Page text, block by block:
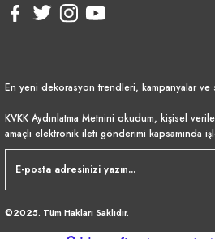
En yeni dekorasyon trendleri, kampanyalar ve
KVKK Aydınlatma Metnini okudum, kişisel
amaçlı elektronik ileti gönderimi kapsamında
©2025. Tüm Hakları Saklıdır.